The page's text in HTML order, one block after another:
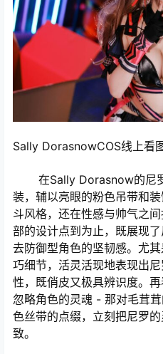
Sally DorasnowCOS线上看
在Sally Dorasnow的尼
装，辅以亮眼的粉色吊带和
斗风格，还在性感与帅气之
部的设计点到为止，既展现
去防御型角色的坚韧感。尤
巧细节，活灵活现地表现出
性，既俏皮又极具辨识度。
忽略角色的灵魂 - 那对毛茸
色丝带的点缀，立刻把尼罗
致。